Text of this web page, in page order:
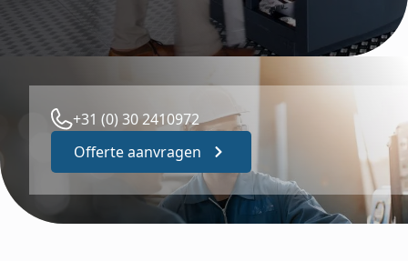
+31 (0) 30 2410972
Offerte aanvragen